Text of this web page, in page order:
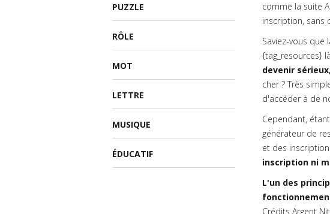
PUZZLE
RÔLE
MOT
LETTRE
MUSIQUE
ÉDUCATIF
comme la suite
inscription, sans
Saviez-vous que
{tag_resources}
devenir
cher ? Très
d'accéder à de
Cependant,
générateur de
et des
inscription ni
L'un des
Crédits Argent